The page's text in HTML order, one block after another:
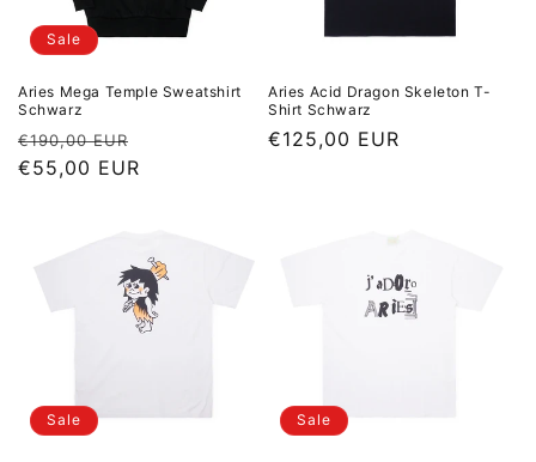
Sale
Aries Mega Temple Sweatshirt
Schwarz
Normaler Preis
€190,00 EUR
€55,00 EUR
Aries Acid Dragon Skeleton T-
Shirt Schwarz
Normaler Preis
€125,00 EUR
Sale Sale